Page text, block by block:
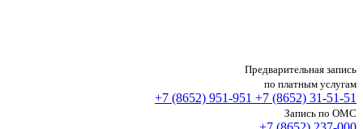
Предварительная запись
по платным услугам
+7 (8652) 951-951 +7 (8652) 31-51-51
Запись по ОМС